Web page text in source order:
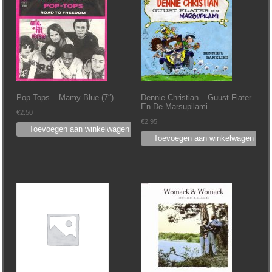
Pop-Tops ‎– Mamy Blue (7″)
€2.50
Toevoegen aan winkelwagen
Dennie Christian ‎– Guust Flater
En De Marsupilami
€2.95
Toevoegen aan winkelwagen